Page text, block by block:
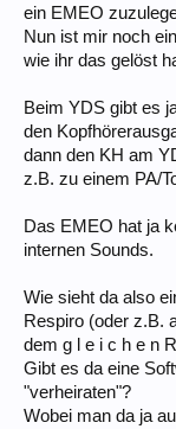
ein EMEO
Nun ist mir noch
wie ihr das gelöst
Beim YDS gibt es
den
dann den KH am
z.B. zu einem PA/
Das EMEO hat ja
internen Sounds.
Wie sieht da also
Respiro (oder z.B.
dem g l e i c h e n
Gibt es da eine
"verheiraten"?
Wobei man da ja